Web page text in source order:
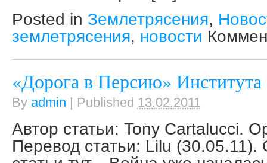
Posted in Землетрясения,
землетрясения, новости
«Дорога в Персию» Института
By admin | Published 13.02.2011
Автор статьи: Tony Cartalucci.
Перевод статьи: Lilu (30.05.11).